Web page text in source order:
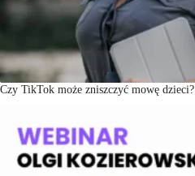
Czy TikTok może zniszczyć mowę dzieci?